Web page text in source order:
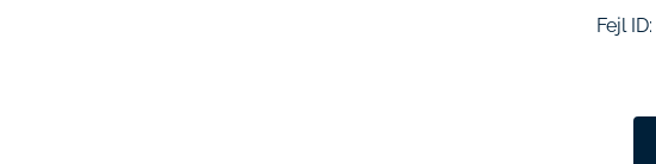
Fejl ID: